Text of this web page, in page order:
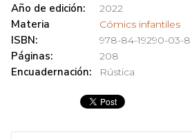
Año de edición: 2022
Materia Cómics infantiles
ISBN: 978-84-19290-03-8
Páginas: 208
Encuadernación: Rústica